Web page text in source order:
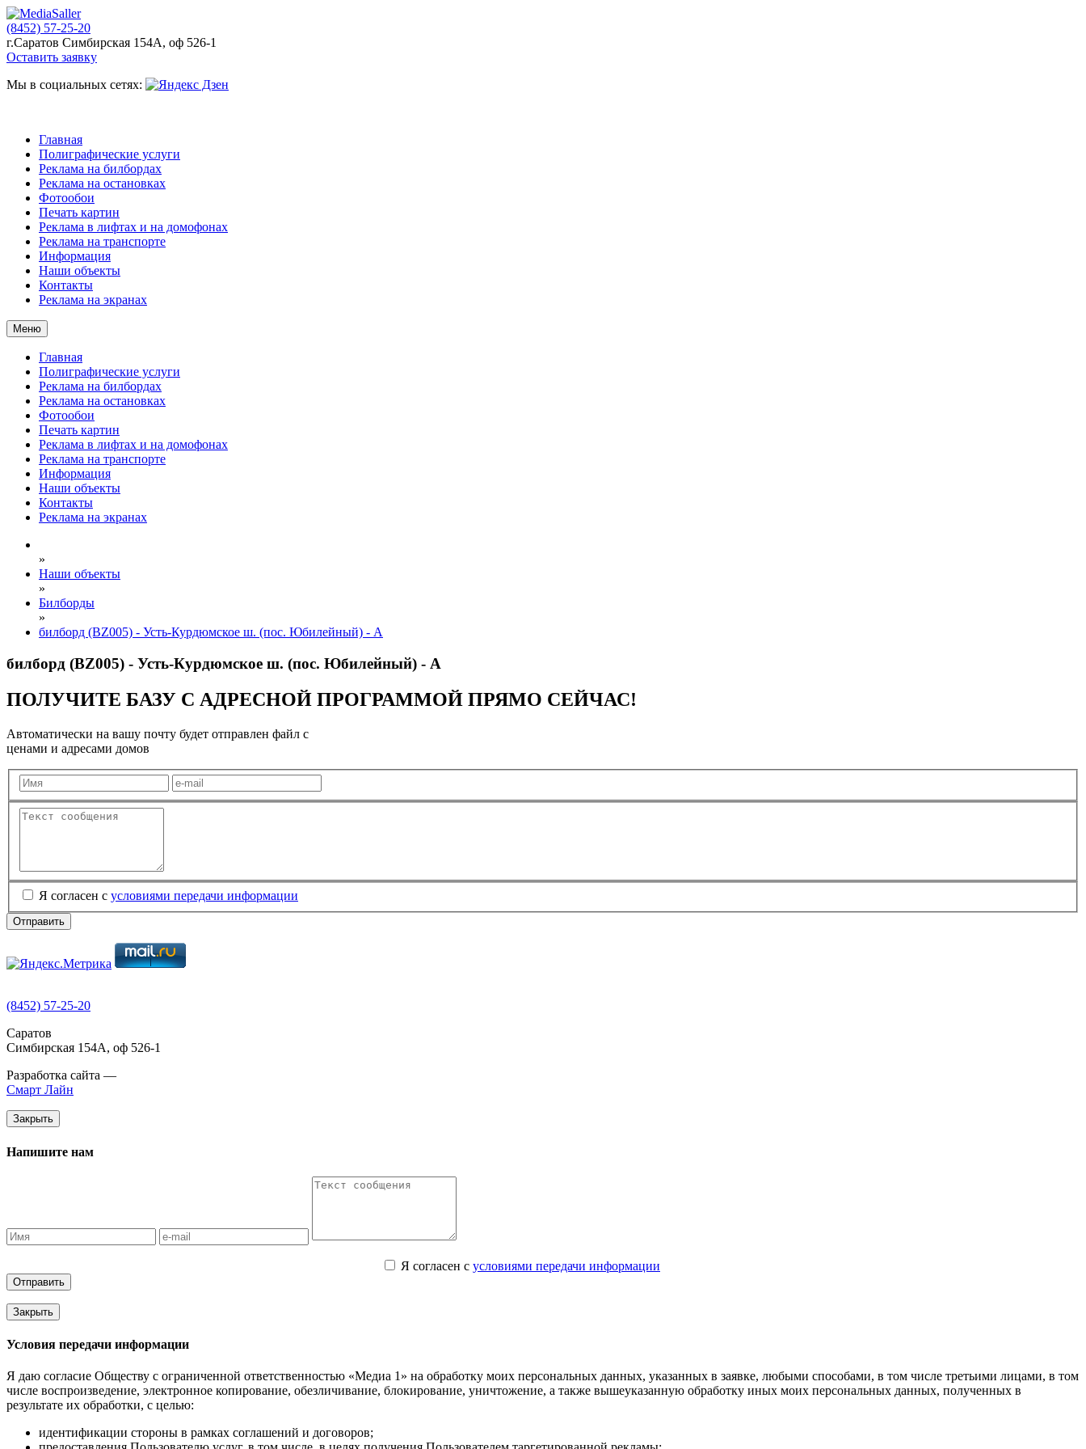
(8452) 57-25-20
г.Саратов Симбирская 154А, оф 526-1
Оставить заявку
Мы в социальных сетях:
Главная
Полиграфические услуги
Реклама на билбордах
Реклама на остановках
Фотообои
Печать картин
Реклама в лифтах и на домофонах
Реклама на транспорте
Информация
Наши объекты
Контакты
Реклама на экранах
Меню
Главная
Полиграфические услуги
Реклама на билбордах
Реклама на остановках
Фотообои
Печать картин
Реклама в лифтах и на домофонах
Реклама на транспорте
Информация
Наши объекты
Контакты
Реклама на экранах
»
Наши объекты
»
Билборды
»
билборд (BZ005) - Усть-Курдюмское ш. (пос. Юбилейный) - А
билборд (BZ005) - Усть-Курдюмское ш. (пос. Юбилейный) - А
ПОЛУЧИТЕ БАЗУ С АДРЕСНОЙ ПРОГРАММОЙ ПРЯМО СЕЙЧАС!
Автоматически на вашу почту будет отправлен файл с
ценами и адресами домов
Я согласен с условиями передачи информации
Отправить
(8452) 57-25-20
Саратов
Симбирская 154А, оф 526-1
Разработка сайта —
Смарт Лайн
Закрыть
Напишите нам
Я согласен с условиями передачи информации
Отправить
Закрыть
Условия передачи информации
Я даю согласие Обществу с ограниченной ответственностью «Медиа 1» на обработку моих персональных данных, указанных в заявке, любыми способами, в том числе третьими лицами, в том
числе воспроизведение, электронное копирование, обезличивание, блокирование, уничтожение, а также вышеуказанную обработку иных моих персональных данных, полученных в
результате их обработки, с целью:
идентификации стороны в рамках соглашений и договоров;